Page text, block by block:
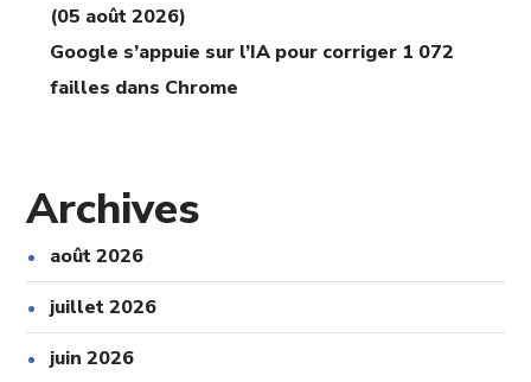
(05 août 2026)
Google s’appuie sur l’IA pour corriger 1 072
failles dans Chrome
Archives
août 2026
juillet 2026
juin 2026